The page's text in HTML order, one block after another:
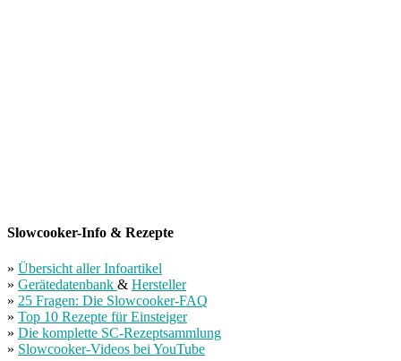
Slowcooker-Info & Rezepte
» Übersicht aller Infoartikel
» Gerätedatenbank & Hersteller
» 25 Fragen: Die Slowcooker-FAQ
» Top 10 Rezepte für Einsteiger
» Die komplette SC-Rezeptsammlung
» Slowcooker-Videos bei YouTube